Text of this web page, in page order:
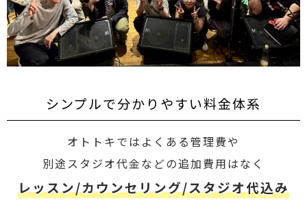
シンプルで分かりやすい料金体系
オトトキではよくある管理費や
別途スタジオ代金などの追加費用はなく
レッスン/カウンセリング/スタジオ代込み